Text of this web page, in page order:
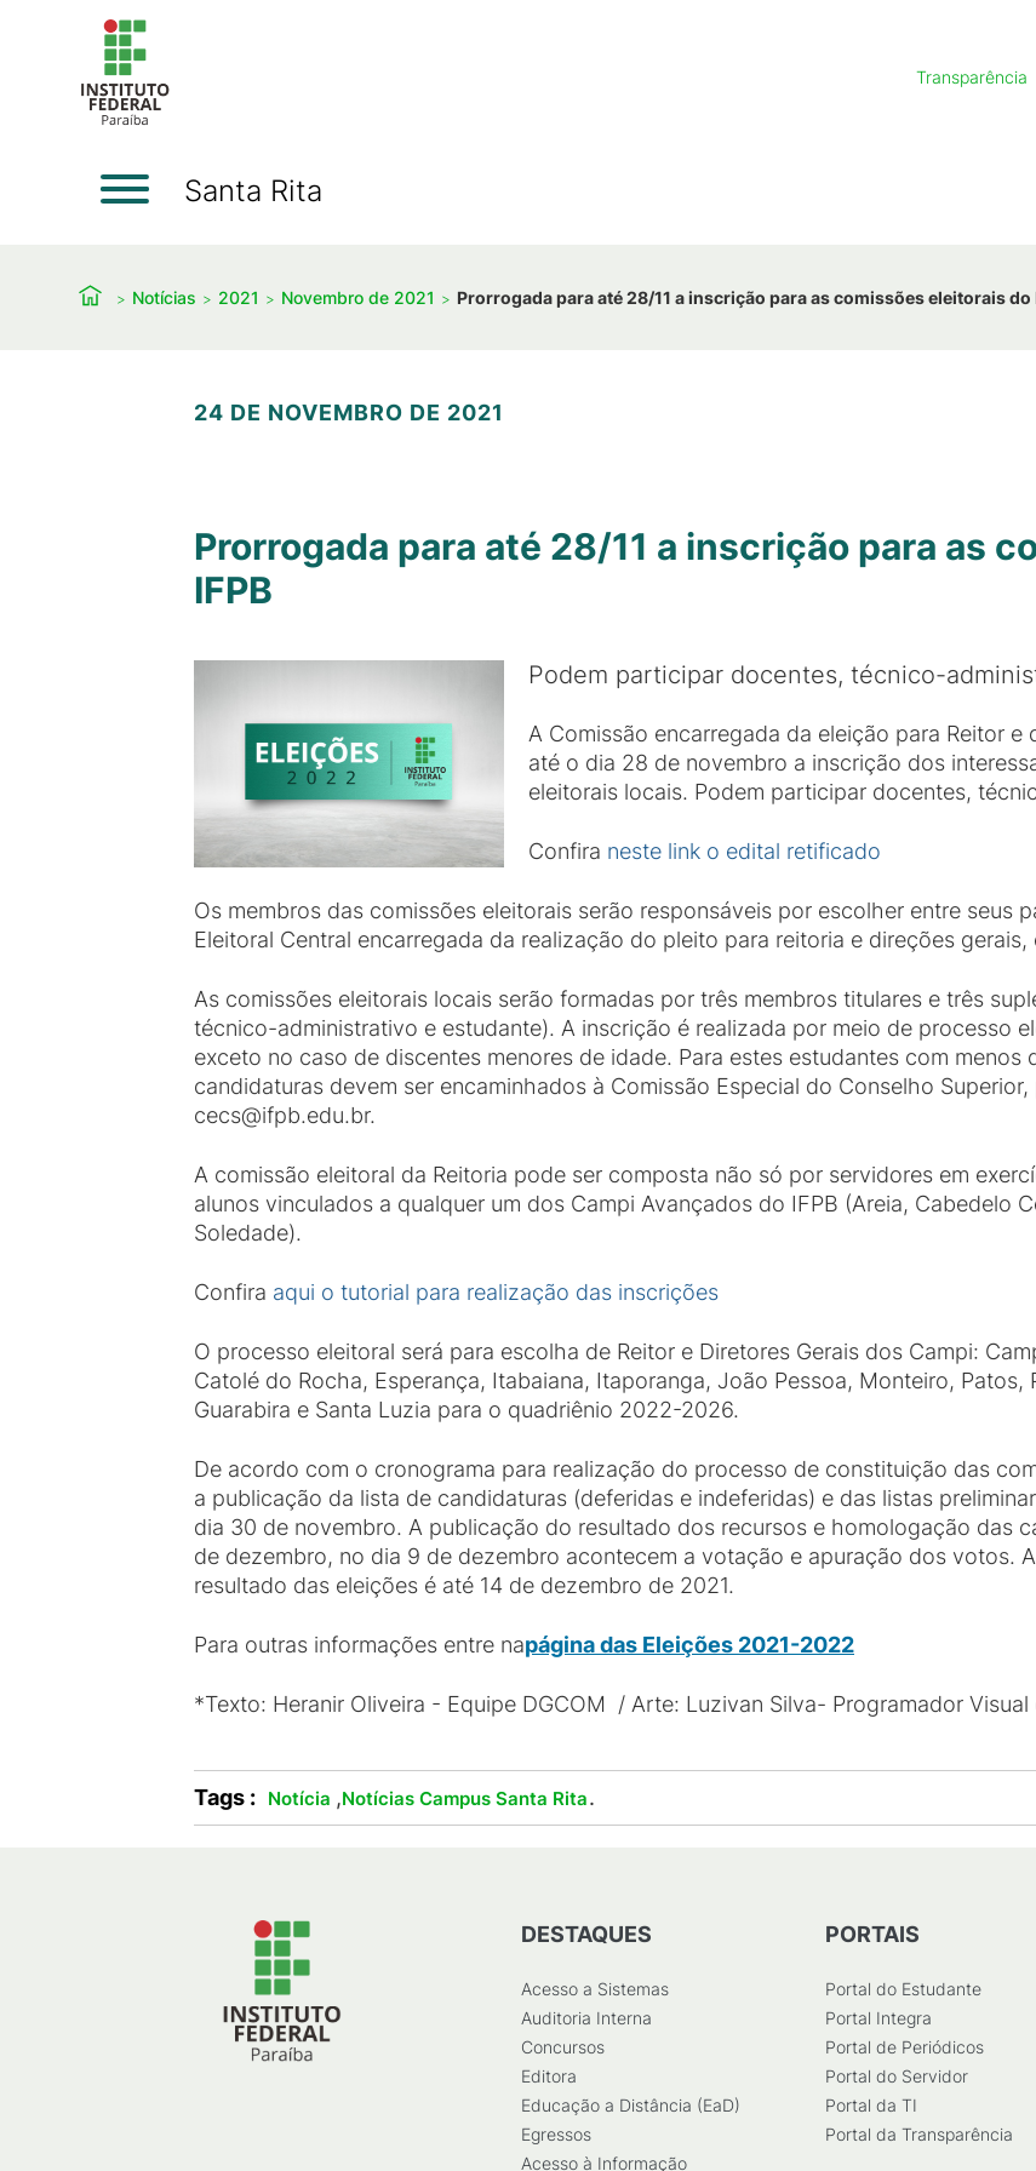
Transparência
Santa Rita
Notícias 2021 Novembro de 2021 Prorrogada para até 28/11 a inscrição para as comissões eleitorais do
24 DE NOVEMBRO DE 2021
Prorrogada para até 28/11 a inscrição para as
IFPB
Podem participar docentes, técnico-
A Comissão encarregada da eleição para Reitor
até o dia 28 de novembro a inscrição dos
eleitorais locais. Podem participar docentes,
Confira neste link o edital retificado
Os membros das comissões eleitorais serão responsáveis por escolher entre seus
Eleitoral Central encarregada da realização do pleito para reitoria e direções
As comissões eleitorais locais serão formadas por três membros titulares e três
técnico-administrativo e estudante). A inscrição é realizada por meio de processo
exceto no caso de discentes menores de idade. Para estes estudantes com
candidaturas devem ser encaminhados à Comissão Especial do Conselho
cecs@ifpb.edu.br.
A comissão eleitoral da Reitoria pode ser composta não só por servidores em
alunos vinculados a qualquer um dos Campi Avançados do IFPB (Areia, Cabedelo
Soledade).
Confira aqui o tutorial para realização das inscrições
O processo eleitoral será para escolha de Reitor e Diretores Gerais dos Campi:
Catolé do Rocha, Esperança, Itabaiana, Itaporanga, João Pessoa, Monteiro, Patos,
Guarabira e Santa Luzia para o quadriênio 2022-2026.
De acordo com o cronograma para realização do processo de constituição das
a publicação da lista de candidaturas (deferidas e indeferidas) e das listas
dia 30 de novembro. A publicação do resultado dos recursos e homologação das
de dezembro, no dia 9 de dezembro acontecem a votação e apuração dos votos.
resultado das eleições é até 14 de dezembro de 2021.
Para outras informações entre napágina das Eleições 2021-2022
*Texto: Heranir Oliveira - Equipe DGCOM / Arte: Luzivan Silva- Programador Visual
Tags : Notícia ,Notícias Campus Santa Rita.
DESTAQUES
Acesso a Sistemas
Auditoria Interna
Concursos
Editora
Educação a Distância (EaD)
Egressos
Acesso à Informação
PORTAIS
Portal do Estudante
Portal Integra
Portal de Periódicos
Portal do Servidor
Portal da TI
Portal da Transparência